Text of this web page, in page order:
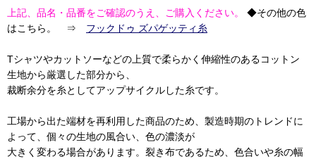
上記、品名・品番をご確認のうえ、ご購入ください。
◆その他の色
はこちら。 ⇒ フックドゥ ズパゲッティ糸
Tシャツやカットソーなどの上質で柔らかく伸縮性のあるコットン
生地から厳選した部分から、
裁断余分を糸としてアップサイクルした糸です。
工場から出た端材を再利用した商品のため、製造時期のトレンドに
よって、個々の生地の風合い、色の濃淡が
大きく変わる場合があります。裂き布であるため、色合いや糸の幅